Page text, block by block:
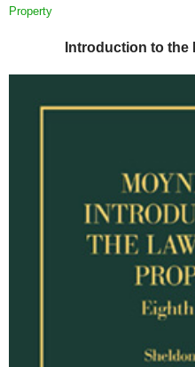
Property
Introduction to the